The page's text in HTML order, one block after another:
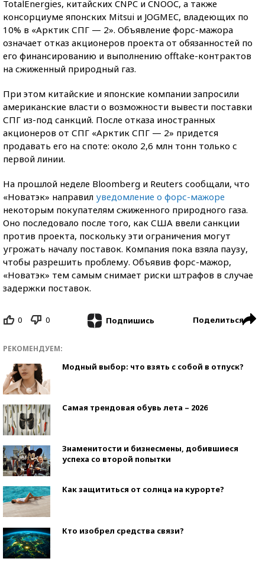
TotalEnergies, китайских CNPC и CNOOC, а также
консорциуме японских Mitsui и JOGMEC, владеющих по
10% в «Арктик СПГ — 2». Объявление форс-мажора
означает отказ акционеров проекта от обязанностей по
его финансированию и выполнению offtake-контрактов
на сжиженный природный газ.
При этом китайские и японские компании запросили
американские власти о возможности вывести поставки
СПГ из-под санкций. После отказа иностранных
акционеров от СПГ «Арктик СПГ — 2» придется
продавать его на споте: около 2,6 млн тонн только с
первой линии.
На прошлой неделе Bloomberg и Reuters сообщали, что
«Новатэк» направил уведомление о форс-мажоре
некоторым покупателям сжиженного природного газа.
Оно последовало после того, как США ввели санкции
против проекта, поскольку эти ограничения могут
угрожать началу поставок. Компания пока взяла паузу,
чтобы разрешить проблему. Объявив форс-мажор,
«Новатэк» тем самым снимает риски штрафов в случае
задержки поставок.
0 0 Подпишись Поделиться
РЕКОМЕНДУЕМ:
Модный выбор: что взять с собой в отпуск?
Самая трендовая обувь лета – 2026
Знаменитости и бизнесмены, добившиеся
успеха со второй попытки
Как защититься от солнца на курорте?
Кто изобрел средства связи?